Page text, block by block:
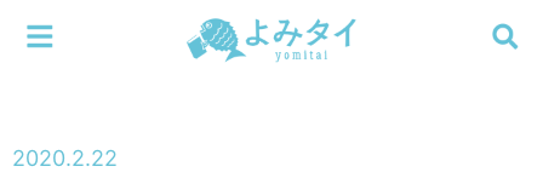
メニューを閉じる
2020.2.22